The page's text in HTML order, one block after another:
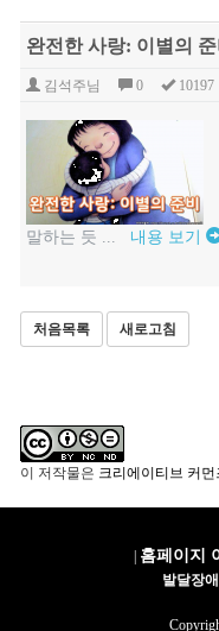
완전한 사랑: 이별의 준
김석주님 0 10197
말하는 듯 ... 내용 보기
처음목록 새로고침
이 저작물은 크리에이티브 커
홈페이지
발달장